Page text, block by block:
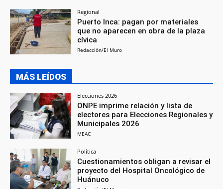
Regional
Puerto Inca: pagan por materiales
que no aparecen en obra de la plaza
cívica
Redacción/El Muro
MÁS LEÍDOS
Elecciones 2026
ONPE imprime relación y lista de
electores para Elecciones Regionales y
Municipales 2026
MEAC
Política
Cuestionamientos obligan a revisar el
proyecto del Hospital Oncológico de
Huánuco